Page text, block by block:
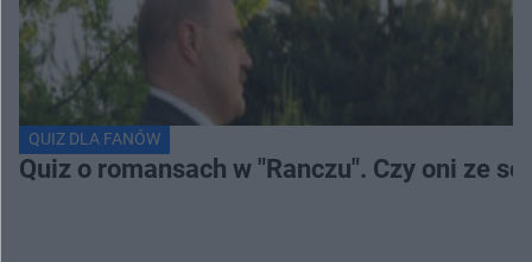
QUIZ DLA FANÓW
Quiz o romansach w "Ranczu". Czy oni ze